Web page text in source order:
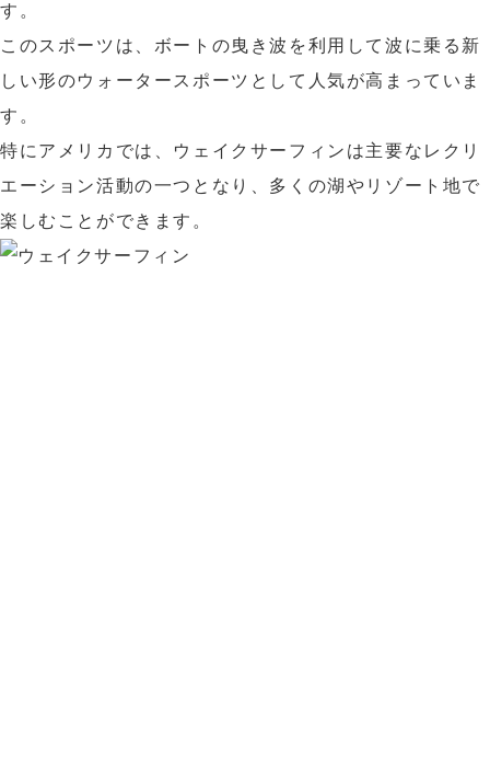
す。
このスポーツは、ボートの曳き波を利用して波に乗る新
しい形のウォータースポーツとして人気が高まっていま
す。
特にアメリカでは、ウェイクサーフィンは主要なレクリ
エーション活動の一つとなり、多くの湖やリゾート地で
楽しむことができます。